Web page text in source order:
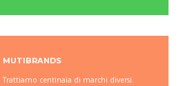
MUTIBRANDS
Trattiamo centinaia di marchi diversi.